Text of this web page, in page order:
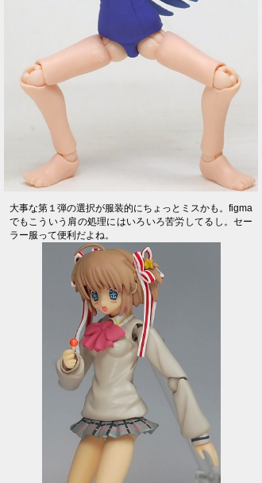
大事な第１弾の選択が服装的にちょっとミスかも。figma
でもこういう肩の処理にはいろいろ苦労してるし。セー
ラー服って便利だよね。